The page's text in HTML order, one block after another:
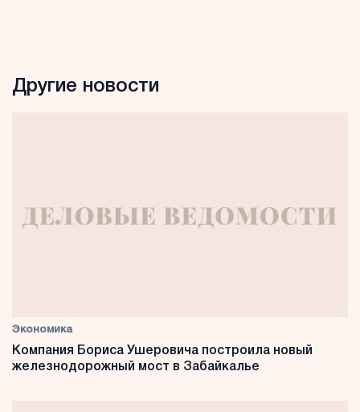
Другие новости
Экономика
Компания Бориса Ушеровича построила новый
железнодорожный мост в Забайкалье